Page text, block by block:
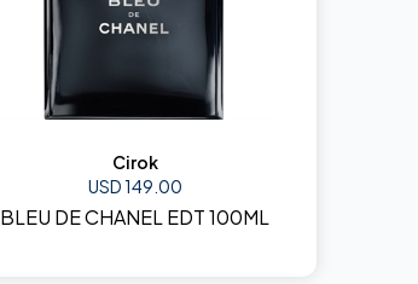
Cirok
USD 149.00
BLEU DE CHANEL EDT 100ML